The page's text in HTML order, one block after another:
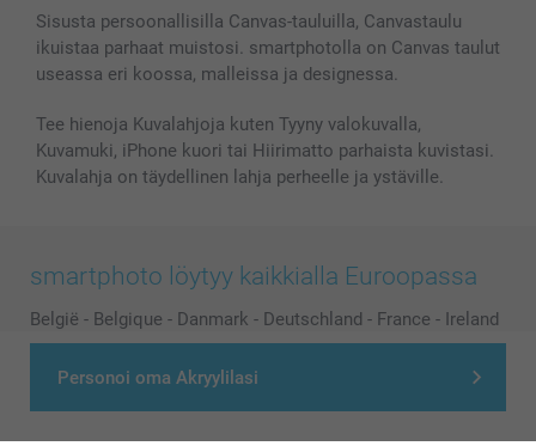
Personoi oma Akryylilasi
Sisusta persoonallisilla Canvas-tauluilla, Canvastaulu
ikuistaa parhaat muistosi. smartphotolla on Canvas taulut
useassa eri koossa, malleissa ja designessa.
Tee hienoja Kuvalahjoja kuten Tyyny valokuvalla,
Kuvamuki, iPhone kuori tai Hiirimatto parhaista kuvistasi.
Kuvalahja on täydellinen lahja perheelle ja ystäville.
smartphoto löytyy kaikkialla Euroopassa
België - Belgique - Danmark - Deutschland - France - Ireland
- Nederland - Norge - Österreich - Schweiz - Suisse -
Switzerland - Suomi - Sverige
Other Countries